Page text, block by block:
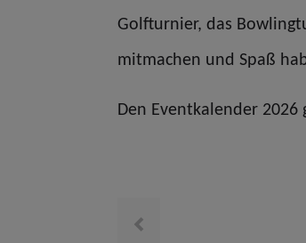
Golfturnier, das
mitmachen und Spaß
Den Eventkalender
prev